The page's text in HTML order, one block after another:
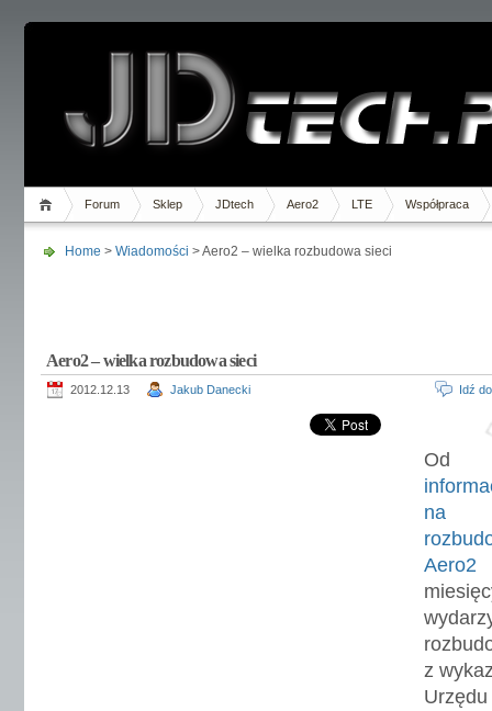
Forum Sklep JDtech Aero2 LTE Współpraca
Home > Wiadomości > Aero2 – wielka rozbudowa sieci
Aero2 – wielka rozbudowa sieci
2012.12.13 Jakub Danecki Idź
Od
na
Aero2
z